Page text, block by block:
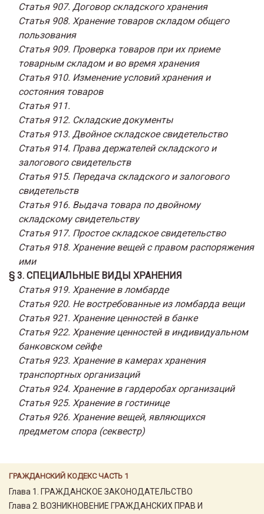
ГРАЖДАНСКИЙ КОДЕКС ЧАСТЬ 1
Глава 1. ГРАЖДАНСКОЕ ЗАКОНОДАТЕЛЬСТВО
Глава 2. ВОЗНИКНОВЕНИЕ ГРАЖДАНСКИХ ПРАВ И
Статья 907. Договор складского хранения
Статья 908. Хранение товаров складом общего
пользования
Статья 909. Проверка товаров при их приеме
товарным складом и во время хранения
Статья 910. Изменение условий хранения и
состояния товаров
Статья 911.
Статья 912. Складские документы
Статья 913. Двойное складское свидетельство
Статья 914. Права держателей складского и
залогового свидетельств
Статья 915. Передача складского и залогового
свидетельств
Статья 916. Выдача товара по двойному
складскому свидетельству
Статья 917. Простое складское свидетельство
Статья 918. Хранение вещей с правом распоряжения
ими
§ 3. СПЕЦИАЛЬНЫЕ ВИДЫ ХРАНЕНИЯ
Статья 919. Хранение в ломбарде
Статья 920. Не востребованные из ломбарда вещи
Статья 921. Хранение ценностей в банке
Статья 922. Хранение ценностей в индивидуальном
банковском сейфе
Статья 923. Хранение в камерах хранения
транспортных организаций
Статья 924. Хранение в гардеробах организаций
Статья 925. Хранение в гостинице
Статья 926. Хранение вещей, являющихся
предметом спора (секвестр)